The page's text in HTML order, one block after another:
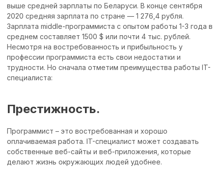
выше средней зарплаты по Беларуси. В конце сентября
2020 средняя зарплата по стране — 1 276,4 рубля.
Зарплата middle-программиста с опытом работы 1-3 года в
среднем составляет 1500 $ или почти 4 тыс. рублей.
Несмотря на востребованность и прибыльность у
профессии программиста есть свои недостатки и
трудности. Но сначала отметим преимущества работы IT-
специалиста:
Престижность.
Программист – это востребованная и хорошо
оплачиваемая работа. IT-специалист может создавать
собственные веб-сайты и веб-приложения, которые
делают жизнь окружающих людей удобнее.